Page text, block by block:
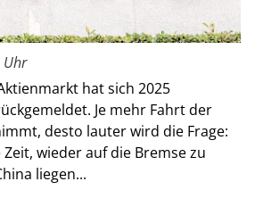
Uhr
hat sich 2025
Je mehr Fahrt der
desto lauter wird die Frage:
wieder auf die Bremse zu
liegen...